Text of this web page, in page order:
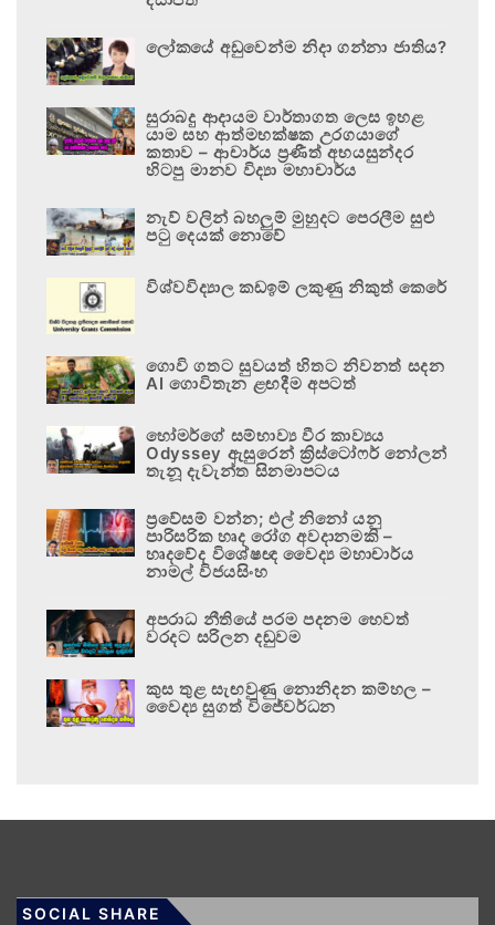
ලෝකයේ අඩුවෙන්ම නිදා ගන්නා ජාතිය?
සුරාබදු ආදායම වාර්තාගත ලෙස ඉහළ
යාම සහ ආත්මභක්ෂක උරගයාගේ
කතාව – ආචාර්ය ප්‍රණීත් අභයසුන්දර
හිටපු මානව විද්‍යා මහාචාර්ය
නැව් වලින් බහලුම් මුහුදට පෙරලීම සුළු
පටු දෙයක් නොවේ
විශ්වවිද්‍යාල කඩඉම් ලකුණු නිකුත් කෙරේ
ගොවි ගතට සුවයත් හිතට නිවනත් සදන
AI ගොවිතැන ළඟදීම අපටත්
හෝමර්ගේ සම්භාව්‍ය වීර කාව්‍යය
Odyssey ඇසුරෙන් ක්‍රිස්ටෝෆර් නෝලන්
තැනූ දැවැන්ත සිනමාපටය
ප්‍රවේසම් වන්න; එල් නිනෝ යනු
පාරිසරික හෘද රෝග අවදානමකි –
හෘදවේද විශේෂඥ වෛද්‍ය මහාචාර්ය
නාමල් විජයසිංහ
අපරාධ නීතියේ පරම පදනම හෙවත්
වරදට සරිලන දඬුවම
කුස තුළ සැඟවුණු නොනිදන කම්හල –
වෛද්‍ය සුගත් විජේවර්ධන
SOCIAL SHARE